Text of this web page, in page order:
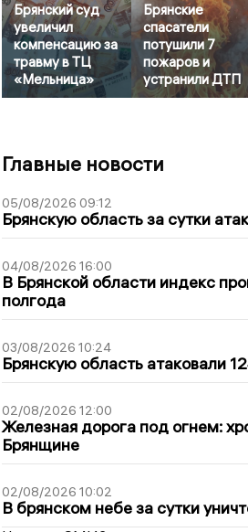
Брянский суд
увеличил
компенсацию за
травму в ТЦ
«Мельница»
Брянские
спасатели
потушили 7
пожаров и
устранили ДТП
Главные новости
05/08/2026 09:12
Брянскую область за сутки
04/08/2026 16:00
В Брянской области индекс
полгода
03/08/2026 10:24
Брянскую область атаковали
02/08/2026 12:00
Железная дорога под огнем:
Брянщине
02/08/2026 10:02
В брянском небе за сутки